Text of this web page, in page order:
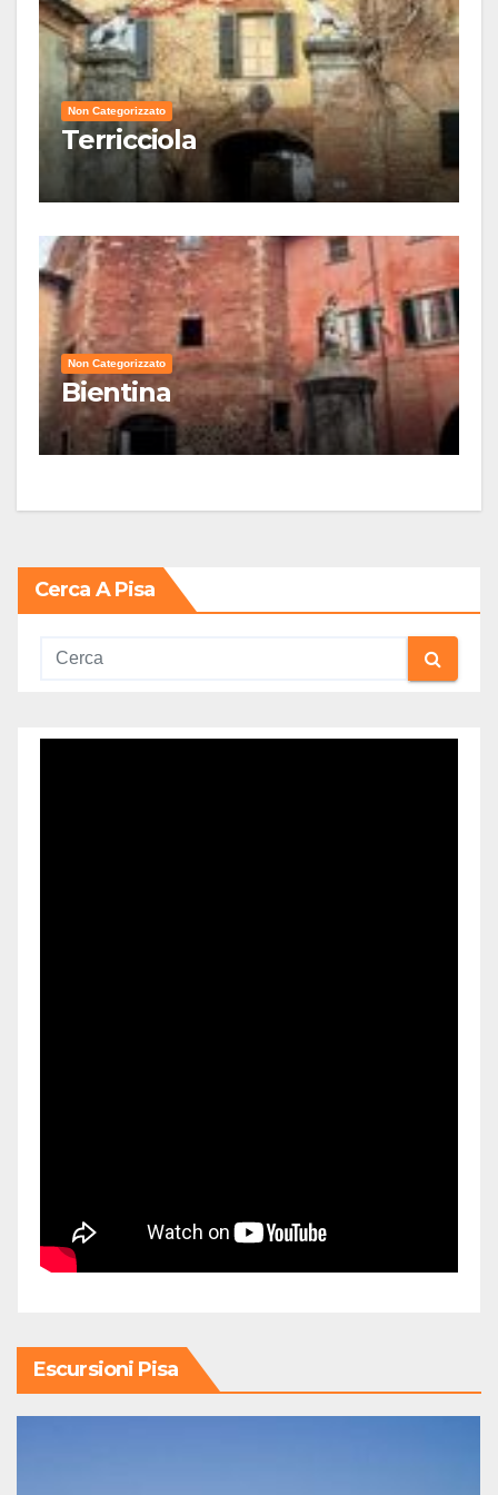
Non Categorizzato
Terricciola
Non Categorizzato
Bientina
Cerca A Pisa
Escursioni Pisa